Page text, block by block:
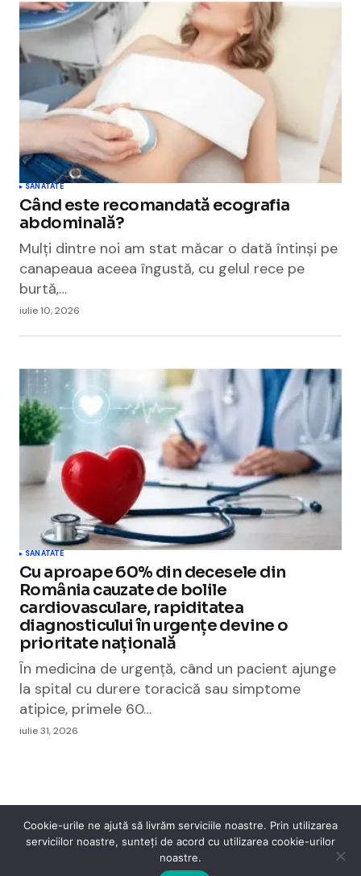
SANATATE
Când este recomandată ecografia
abdominală?
Mulți dintre noi am stat măcar o dată întinși pe
canapeaua aceea îngustă, cu gelul rece pe
burtă,…
iulie 10, 2026
SANATATE
Cu aproape 60% din decesele din
România cauzate de bolile
cardiovasculare, rapiditatea
diagnosticului în urgențe devine o
prioritate națională
În medicina de urgență, când un pacient ajunge
la spital cu durere toracică sau simptome
atipice, primele 60…
iulie 31, 2026
Cismigiu Parc
© 2024 CismigiuParc. All Rights Reserved.
Cookie-urile ne ajută să livrăm serviciile noastre. Prin utilizarea
serviciilor noastre, sunteți de acord cu utilizarea cookie-urilor
noastre.